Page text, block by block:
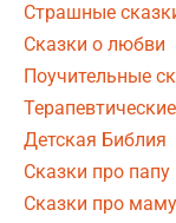
Страшные
Сказки о любви
Поучительные
Детская Библия
Сказки про папу
Сказки про маму